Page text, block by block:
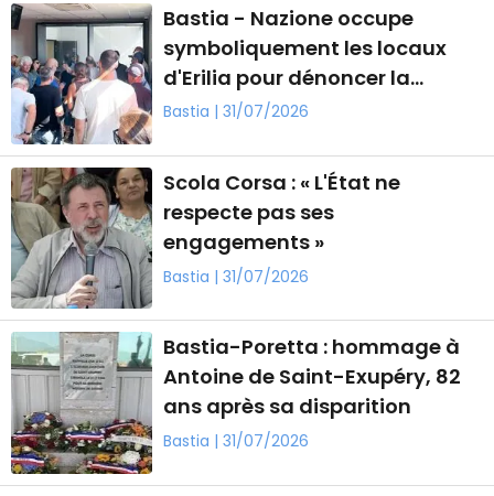
Bastia - Nazione occupe
symboliquement les locaux
d'Erilia pour dénoncer la
politique du logement social
Bastia | 31/07/2026
Scola Corsa : « L'État ne
respecte pas ses
engagements »
Bastia | 31/07/2026
Bastia-Poretta : hommage à
Antoine de Saint-Exupéry, 82
ans après sa disparition
Bastia | 31/07/2026